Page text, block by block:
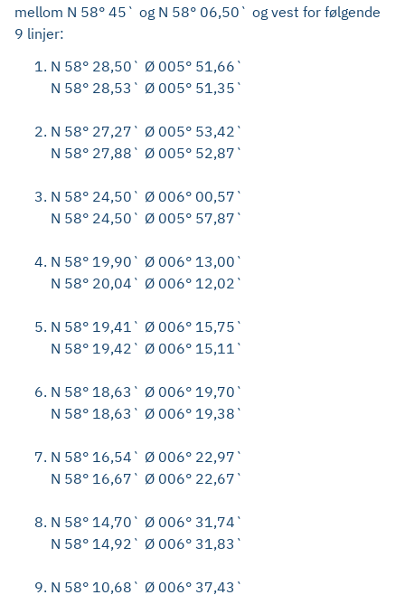
mellom N 58° 45` og N 58° 06,50` og vest for følgende
9 linjer:
N 58° 28,50` Ø 005° 51,66`
N 58° 28,53` Ø 005° 51,35`
N 58° 27,27` Ø 005° 53,42`
N 58° 27,88` Ø 005° 52,87`
N 58° 24,50` Ø 006° 00,57`
N 58° 24,50` Ø 005° 57,87`
N 58° 19,90` Ø 006° 13,00`
N 58° 20,04` Ø 006° 12,02`
N 58° 19,41` Ø 006° 15,75`
N 58° 19,42` Ø 006° 15,11`
N 58° 18,63` Ø 006° 19,70`
N 58° 18,63` Ø 006° 19,38`
N 58° 16,54` Ø 006° 22,97`
N 58° 16,67` Ø 006° 22,67`
N 58° 14,70` Ø 006° 31,74`
N 58° 14,92` Ø 006° 31,83`
N 58° 10,68` Ø 006° 37,43`